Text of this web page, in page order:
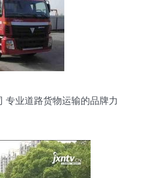
专业道路货物运输的品牌力